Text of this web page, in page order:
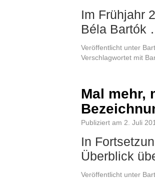
Im Frühjahr
Béla
Veröffentlicht unter
Verschlagwortet mit
Mal mehr,
Publiziert am 2. Juli
In
Überblick
Veröffentlicht unter